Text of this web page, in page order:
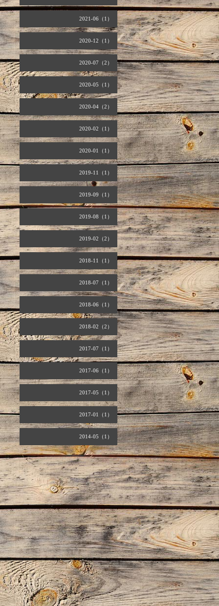
2021-06（1）
2020-12（1）
2020-07（2）
2020-05（1）
2020-04（2）
2020-02（1）
2020-01（1）
2019-11（1）
2019-09（1）
2019-08（1）
2019-02（2）
2018-11（1）
2018-07（1）
2018-06（1）
2018-02（2）
2017-07（1）
2017-06（1）
2017-05（1）
2017-01（1）
2014-05（1）